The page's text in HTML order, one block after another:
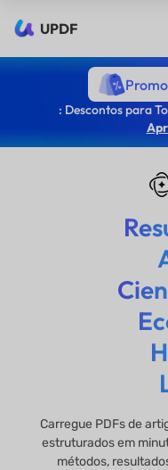
UPDF
: Descontos para
Carregue PDFs de
estruturados em
métodos,